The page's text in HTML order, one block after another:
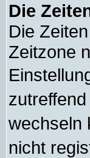
Die
Die
Zeitzone
wechseln
nicht